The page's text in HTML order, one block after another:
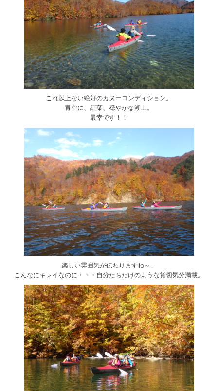
これ以上ない絶好のカヌーコンディション。
青空に、紅葉、穏やかな湖上。
最幸です！！
楽しい雰囲気が伝わりますね～。
こんなにキレイなのに・・・自分たちだけのような貸切気分満載。